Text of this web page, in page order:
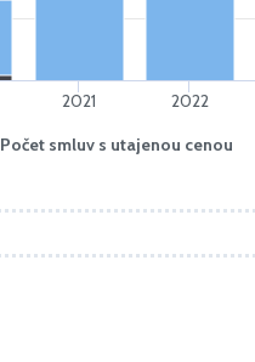
Počet smluv s utajenou cenou
2021 2022